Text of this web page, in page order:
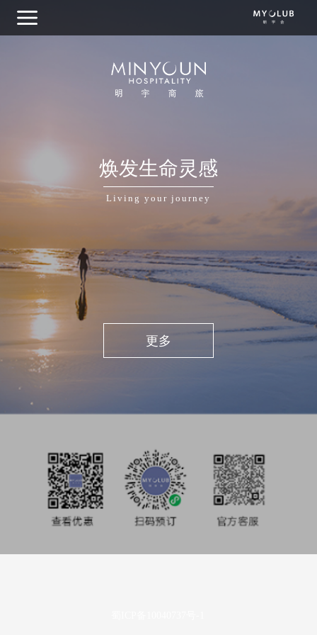
集团概览
目的地探索
商务出行
私享旅行
酒店业主
媒体中心
使用条款及隐私声明
焕发生命灵感
Living your journey
更多